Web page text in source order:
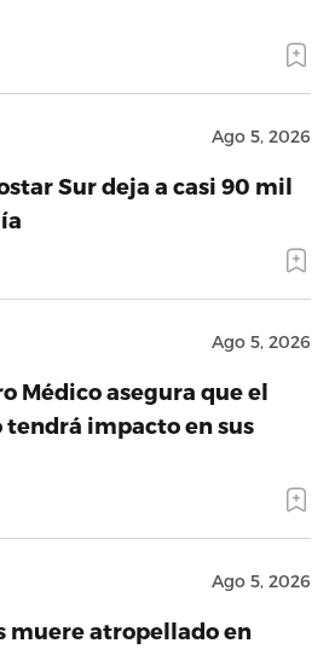
Ago 5, 2026
Sur deja a casi 90 mil
Ago 5, 2026
Médico asegura que el
impacto en sus
Ago 5, 2026
muere atropellado en